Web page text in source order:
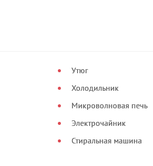
Утюг
Холодильник
Микроволновая печь
Электрочайник
Стиральная машина